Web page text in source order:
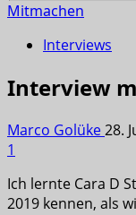
Mitmachen
Interviews
Interview
Marco Golüke28.
1
Ich lernte Cara D
2019 kennen, als